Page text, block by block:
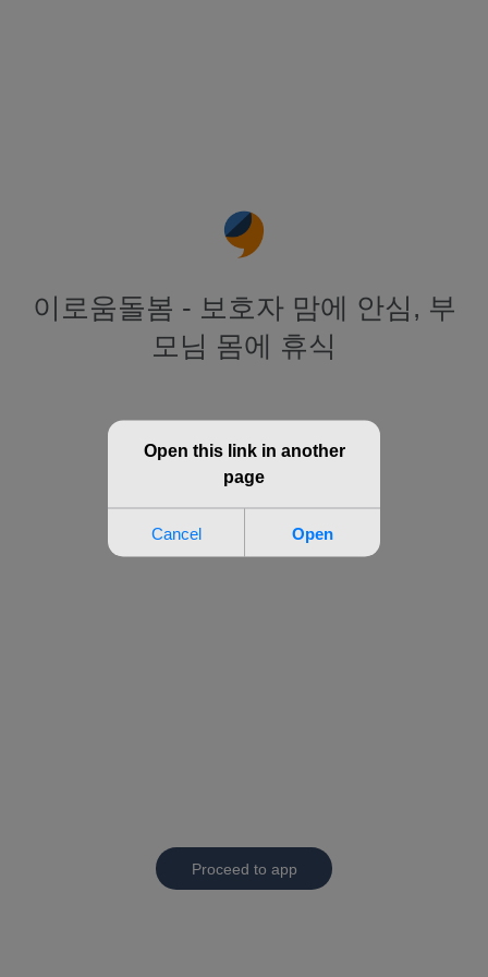
이로움돌봄 - 보호자 맘에 안심, 부
모님 몸에 휴식
Proceed to app